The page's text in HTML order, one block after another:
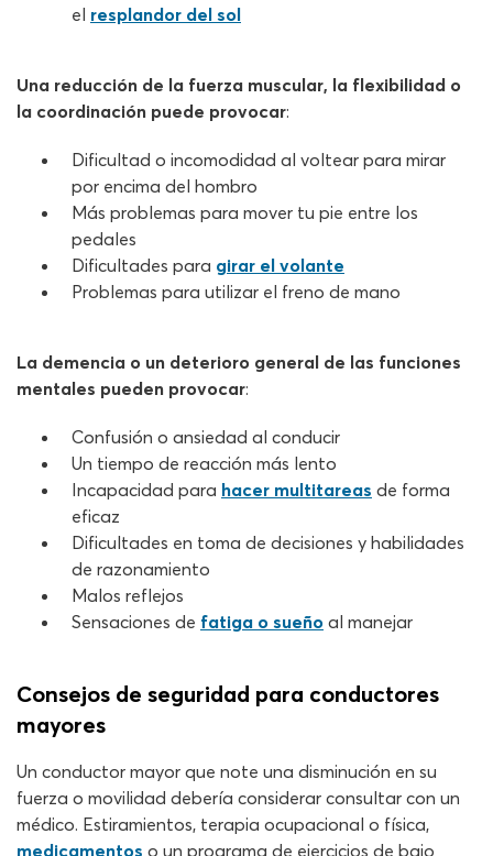
el resplandor del sol
Una reducción de la fuerza muscular, la flexibilidad o
la coordinación puede provocar:
Dificultad o incomodidad al voltear para mirar
por encima del hombro
Más problemas para mover tu pie entre los
pedales
Dificultades para girar el volante
Problemas para utilizar el freno de mano
La demencia o un deterioro general de las funciones
mentales pueden provocar:
Confusión o ansiedad al conducir
Un tiempo de reacción más lento
Incapacidad para hacer multitareas de forma
eficaz
Dificultades en toma de decisiones y habilidades
de razonamiento
Malos reflejos
Sensaciones de fatiga o sueño al manejar
Consejos de seguridad para conductores
mayores
Un conductor mayor que note una disminución en su
fuerza o movilidad debería considerar consultar con un
médico. Estiramientos, terapia ocupacional o física,
medicamentos o un programa de ejercicios de bajo